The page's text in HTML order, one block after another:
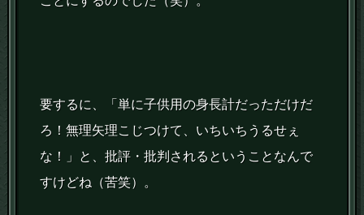
要するに、「単に子供用の身長計だっただけだ
ろ！無理矢理こじつけて、いちいちうるせぇ
な！」と、批評・批判されるということなんで
すけどね（苦笑）。